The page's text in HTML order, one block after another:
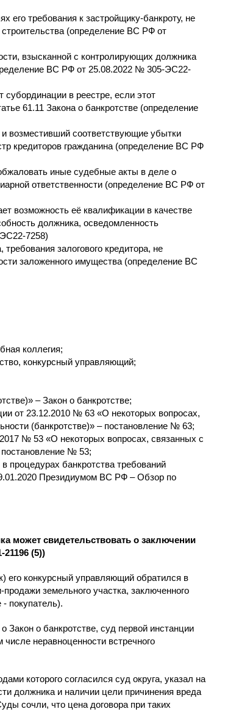
его требования к застройщику-банкроту, не
(определение ВС РФ от
взысканной с контролирующих должника
ВС РФ от 25.08.2022 № 305-ЭС22-
в реестре, если этот
61.11 Закона о банкротстве (определение
возместивший соответствующие убытки
кредиторов гражданина (определение ВС РФ
иные судебные акты в деле о
ответственности (определение ВС РФ от
возможность её квалификации в качестве
должника, осведомленность
7258)
залогового кредитора, не
заложенного имущества (определение ВС
коллегия;
конкурсный управляющий;
– Закон о банкротстве;
от 23.12.2010 № 63 «О некоторых вопросах,
(банкротстве)» – постановление № 63;
№ 53 «О некоторых вопросах, связанных с
постановление № 53;
процедурах банкротства требований
Президиумом ВС РФ – Обзор по
может свидетельствовать о заключении
(5))
его конкурсный управляющий обратился в
земельного участка, заключенного
покупатель).
Закон о банкротстве, суд первой инстанции
неравноценности встречного
которого согласился суд округа, указал на
должника и наличии цели причинения вреда
сочли, что цена договора при таких